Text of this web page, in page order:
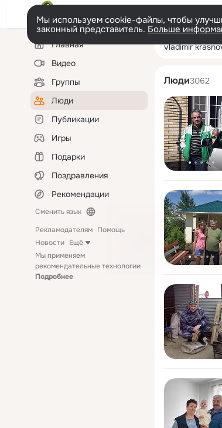
Мы используем cookie-файлы, чтобы
законный представитель. Больше
Левая
колонкаГлавная
Видео
Группы
Люди
Публикации
Игры
Подарки
Поздравления
Рекомендации
Сменить язык
Рекламодателям Помощь
Новости Ещё
Мы применяем
рекомендательные технологии
Подробнее
vladimir
Люди3062